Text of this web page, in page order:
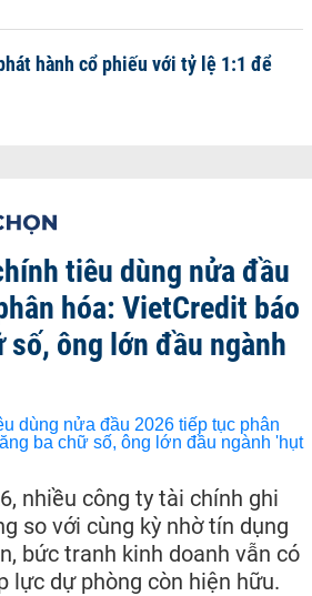
hành cổ phiếu với tỷ lệ 1:1 để
tiêu dùng nửa đầu
hóa: VietCredit báo
số, ông lớn đầu ngành
nhiều công ty tài chính ghi
so với cùng kỳ nhờ tín dụng
bức tranh kinh doanh vẫn có
lực dự phòng còn hiện hữu.